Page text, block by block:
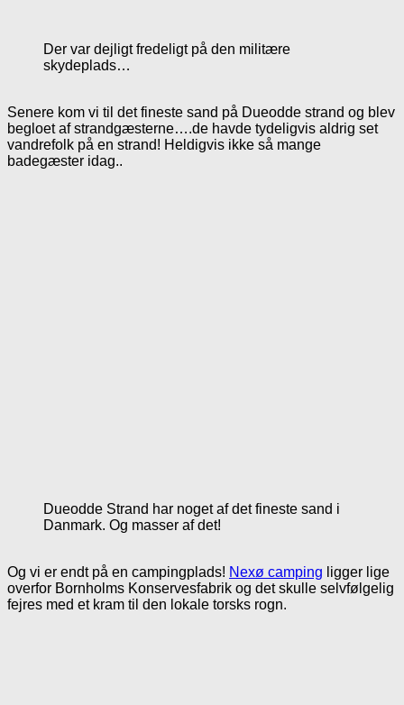
Der var dejligt fredeligt på den militære
skydeplads…
Senere kom vi til det fineste sand på Dueodde strand og blev
begloet af strandgæsterne….de havde tydeligvis aldrig set
vandrefolk på en strand! Heldigvis ikke så mange
badegæster idag..
Dueodde Strand har noget af det fineste sand i
Danmark. Og masser af det!
Og vi er endt på en campingplads! Nexø camping ligger lige
overfor Bornholms Konservesfabrik og det skulle selvfølgelig
fejres med et kram til den lokale torsks rogn.